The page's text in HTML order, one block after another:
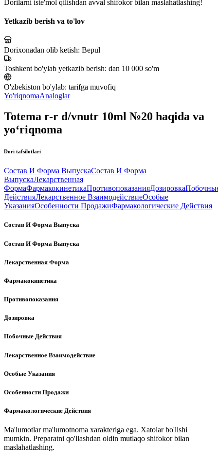
Dorilarni iste'mol qilishdan avval shifokor bilan maslahatlashing!
Yetkazib berish va to'lov
Dorixonadan olib ketish: Bepul
Toshkent bo'ylab yetkazib berish: dan 10 000 so'm
O'zbekiston bo'ylab: tarifga muvofiq
Yo'riqnomaAnaloglar
Totema r-r d/vnutr 10ml №20 haqida va
yo‘riqnoma
Dori tafsilotlari
Состав И Форма ВыпускаСостав И Форма
ВыпускаЛекарственная
ФормаФармакокинетикаПротивопоказанияДозировка
ДействияЛекарственное ВзаимодействиеОсобые
УказанияОсобенности ПродажиФармакологические Действия
Состав И Форма Выпуска
Состав И Форма Выпуска
Лекарственная Форма
Фармакокинетика
Противопоказания
Дозировка
Побочные Действия
Лекарственное Взаимодействие
Особые Указания
Особенности Продажи
Фармакологические Действия
Ma'lumotlar ma'lumotnoma xarakteriga ega. Xatolar bo'lishi
mumkin. Preparatni qo'llashdan oldin mutlaqo shifokor bilan
maslahatlashing.